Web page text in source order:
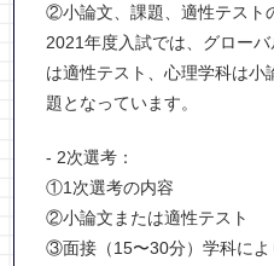
②小論文、課題、適性テスト
2021年度入試では、グロー
は適性テスト、心理学科は小
題となっています。
- 2次選考：
①1次選考の内容
②小論文または適性テスト
③面接（15〜30分）学科によ